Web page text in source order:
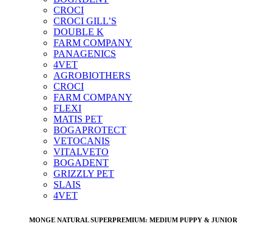
CROCI
CROCI GILL’S
DOUBLE K
FARM COMPANY
PANAGENICS
4VET
AGROBIOTHERS
CROCI
FARM COMPANY
FLEXI
MATIS PET
BOGAPROTECT
VETOCANIS
VITALVETO
BOGADENT
GRIZZLY PET
SLAIS
4VET
MONGE NATURAL SUPERPREMIUM: MEDIUM PUPPY & JUNIOR